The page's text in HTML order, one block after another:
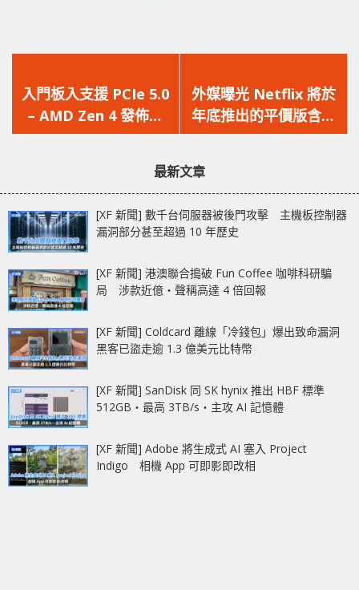
一
篇
文
入門板入支援 PCIe 5.0
– AMD Zen 4 發佈在
即，主機板晶片組資訊
一
篇
文
外媒曝光 Netflix 將於
年底推出的平價版含廣
告訂閱方案的價格
最新文章
[XF 新聞] 數千台伺服器被後門攻擊 主機板控制器
漏洞部分甚至超過 10 年歷史
[XF 新聞] 港澳聯合搗破 Fun Coffee 咖啡科研騙
局 涉款近億‧聲稱高達 4 倍回報
[XF 新聞] Coldcard 離線「冷錢包」爆出致命漏洞
黑客已盜走逾 1.3 億美元比特幣
[XF 新聞] SanDisk 同 SK hynix 推出 HBF 標準
512GB‧最高 3TB/s‧主攻 AI 記憶體
[XF 新聞] Adobe 將生成式 AI 塞入 Project
Indigo 相機 App 可即影即改相